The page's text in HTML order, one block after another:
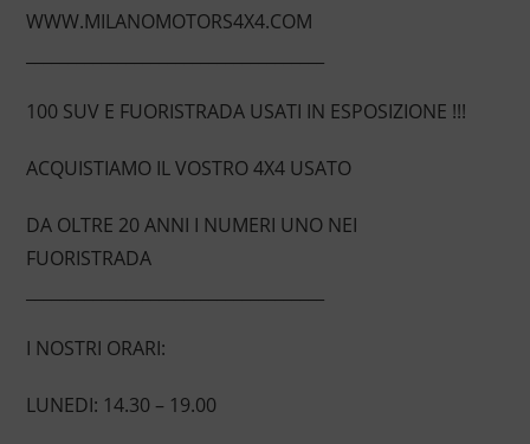
WWW.MILANOMOTORS4X4.COM
100 SUV E FUORISTRADA USATI IN ESPOSIZIONE !!!
ACQUISTIAMO IL VOSTRO 4X4 USATO
DA OLTRE 20 ANNI I NUMERI UNO NEI
FUORISTRADA
I NOSTRI ORARI:
LUNEDI: 14.30 – 19.00